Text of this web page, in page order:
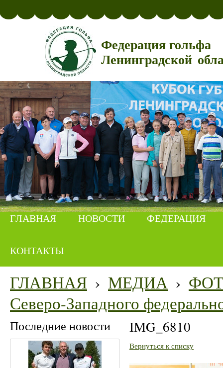
Федерация гольфа
Ленинградской
ГЛАВНАЯ НОВОСТИ ФЕДЕРАЦИЯ
КОНТАКТЫ
ГЛАВНАЯ › МЕДИА ›
Северо-Западного
Последние новости IMG_6810
Вернуться к списку